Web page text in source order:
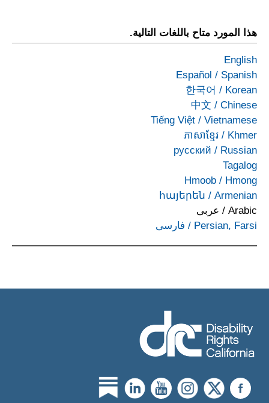
هذا المورد متاح باللغات التالية.
English
Spanish
/
Español
Korean
/
한국어
Chinese
/
中文
Vietnamese
/
Tiếng Việt
Khmer
/
ភាសាខ្មែរ
Russian
/
русский
Tagalog
Hmong
/
Hmoob
Armenian
/
հայերեն
Arabic
/ عربى
Persian, Farsi
/ فارسی